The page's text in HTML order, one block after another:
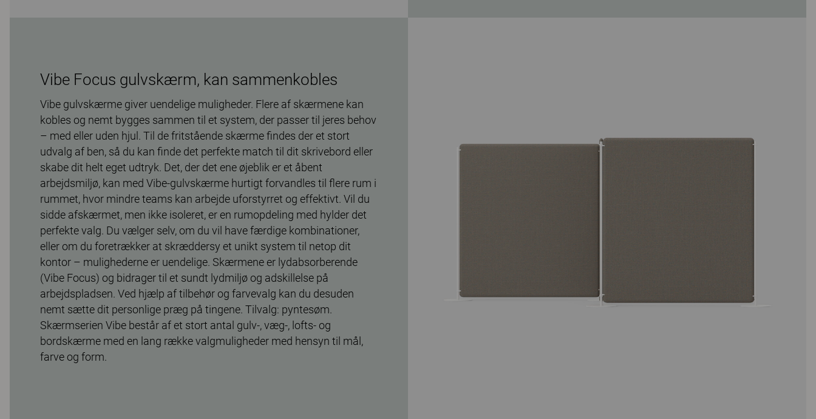
Vibe Focus gulvskærm, kan sammenkobles
Vibe gulvskærme giver uendelige muligheder. Flere af skærmene kan
kobles og nemt bygges sammen til et system, der passer til jeres behov
– med eller uden hjul. Til de fritstående skærme findes der et stort
udvalg af ben, så du kan finde det perfekte match til dit skrivebord eller
skabe dit helt eget udtryk. Det, der det ene øjeblik er et åbent
arbejdsmiljø, kan med Vibe-gulvskærme hurtigt forvandles til flere rum i
rummet, hvor mindre teams kan arbejde uforstyrret og effektivt. Vil du
sidde afskærmet, men ikke isoleret, er en rumopdeling med hylder det
perfekte valg. Du vælger selv, om du vil have færdige kombinationer,
eller om du foretrækker at skræddersy et unikt system til netop dit
kontor – mulighederne er uendelige. Skærmene er lydabsorberende
(Vibe Focus) og bidrager til et sundt lydmiljø og adskillelse på
arbejdspladsen. Ved hjælp af tilbehør og farvevalg kan du desuden
nemt sætte dit personlige præg på tingene. Tilvalg: pyntesøm.
Skærmserien Vibe består af et stort antal gulv-, væg-, lofts- og
bordskærme med en lang række valgmuligheder med hensyn til mål,
farve og form.